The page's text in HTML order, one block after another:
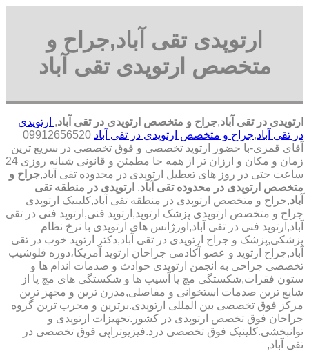
ارتوپدی تقی آباد,جراح و
متخصص ارتوپدی تقی آباد
ارتوپدی در تقی آباد,جراح و متخصص ارتوپدی در تقی آباد, ارتوپدی
در تقی آباد,جراح و متخصص ارتوپدی در تقی آباد 09912656520
آقای قمری-با حضور ارتوپد تخصصی و فوق تخصصی در سریع ترین
زمان و مکان و ارزان تر از همه جا مطمئن و قانونی شبانه روزی 24
ساعت حتی در روز های تعطیل ارتوپدی در محدوده تقی آباد,جراح و
متخصص ارتوپدی در محدوده تقی آباد, ارتوپدی در منطقه تقی
آباد,جراح و متخصص ارتوپدی در منطقه تقی آباد,کلینیک ارتوپدی
جراح و متخصص ارتوپدی پزشک ارتوپد,ارتوپد فنی,ارتوپد فنی در تقی
آباد,ارتوپد فنی در تقی آباد,اورژانس های ارتوپدی با نرخ نظام
پزشکی,پزشک و جراح ارتوپدی در تقی آباد,دکتر ارتوپد خوب در تقی
آباد,جراح ارتوپد و عضو آکادمی جراحان ارتوپد آمریکا،دوره فلوشیپ
تخصصی جراحی به انجمن ارتوپدی حوادث و صدمات اندام ها و
ستون فقرات,شکستگی مچ پا آسیب ها و شکستگی های مچ پا از
شایع ترین صدمات استخوانی و مفاصلی,مدرن ترین و مجهز ترین
مرکز فوق تخصصی بین المللی ارتوپدی.برترین ‏و ‏مجرب ‏ترین ‏گروه
‏جراحان ‏فوق ‏تخصص ‏ارتوپدی ‏در ‏کشور.تجهیزات ارتوپدی و
توانبخشی.کلینیک فوق تخصصی درد.فیزیوتراپی فوق تخصصی در
تقی آباد,